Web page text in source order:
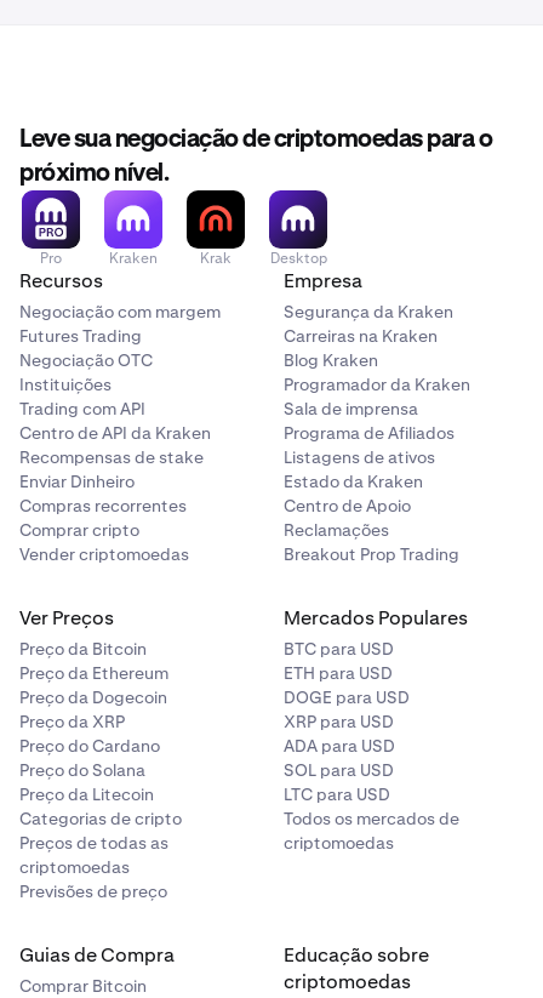
Leve sua negociação de criptomoedas para o
próximo nível.
Pro Kraken Krak Desktop
Recursos
Negociação com margem
Futures Trading
Negociação OTC
Instituições
Trading com API
Centro de API da Kraken
Recompensas de stake
Enviar Dinheiro
Compras recorrentes
Comprar cripto
Vender criptomoedas
Empresa
Segurança da Kraken
Carreiras na Kraken
Blog Kraken
Programador da Kraken
Sala de imprensa
Programa de Afiliados
Listagens de ativos
Estado da Kraken
Centro de Apoio
Reclamações
Breakout Prop Trading
Ver Preços
Preço da Bitcoin
Preço da Ethereum
Preço da Dogecoin
Preço da XRP
Preço do Cardano
Preço do Solana
Preço da Litecoin
Categorias de cripto
Preços de todas as
criptomoedas
Previsões de preço
Mercados Populares
BTC para USD
ETH para USD
DOGE para USD
XRP para USD
ADA para USD
SOL para USD
LTC para USD
Todos os mercados de
criptomoedas
Guias de Compra
Comprar Bitcoin
Educação sobre
criptomoedas